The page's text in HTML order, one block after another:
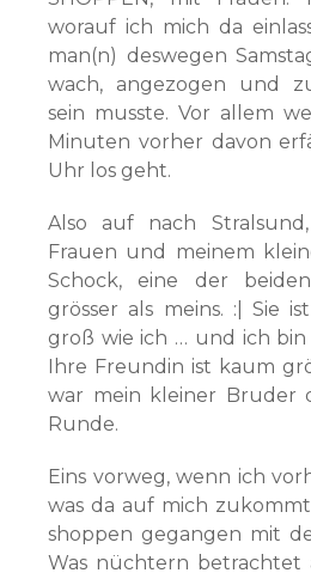
worauf ich mich da
man(n) deswegen
wach, angezogen und
sein musste. Vor allem
Minuten vorher davon
Uhr los geht.
Also auf nach
Frauen und meinem
Schock, eine der
grösser als meins. :| Sie
groß wie ich … und ich bin
Ihre Freundin ist kaum
war mein kleiner Bruder
Runde.
Eins vorweg, wenn ich
was da auf mich
shoppen gegangen mit
Was nüchtern betrachtet